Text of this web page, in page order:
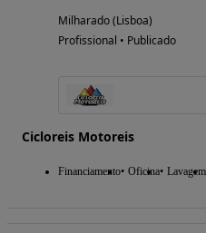
Milharado (Lisboa)
Profissional • Publicado
Cicloreis Motoreis
Financiamento Oficina Lavagem